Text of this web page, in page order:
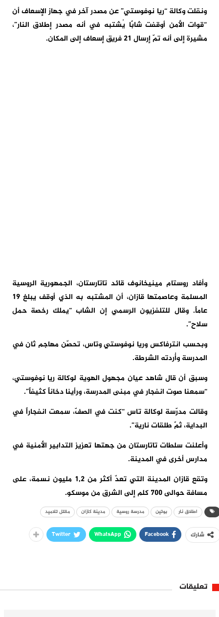
ونقلت وكالة “ريا نوفوستي” عن مصدر آخر في جهاز الإسعاف أن
“قوات الأمن أوقفت شابًا يُشتبه في أنه مصدر إطلاق النار”،
مشيرة إلى أنه تمّ إرسال 21 فريق إسعاف إلى المكان.
وأفاد روستام مينيخانوف قائد تاتارستان، الجمهورية الروسية
المسلمة وعاصمتها قازان، أن المشتبه به الذي أوقف يبلغ 19
عاماً. وقال للتلفزيون الرسمي إن الشاب “يملك رخصة حمل
سلاح”.
وبحسب انترفاكس وريا نوفوستي وتاس، تحصّن مهاجم ثان في
المدرسة وأُردته الشرطة.
وسبق أن قال شاهد عيان مجهول الهوية لوكالة ريا نوفوستي،
“سمعنا صوت انفجار في مبنى المدرسة، ورأينا دخاناً كثيفاً”.
وقالت مدرّسة لوكالة تاس “كنت في الصفّ، سمعت انفجاراً في
البداية، ثمّ طلقات نارية”.
وأعلنت سلطات تاتارستان من جهتها تعزيز التدابير الأمنية في
مدارس أخرى في المدينة.
وتقع قازان المدينة التي تعدّ أكثر من 1,2 مليون نسمة، على
مسافة حوالى 700 كلم إلى الشرق من موسكو.
اطلاق نار بوتين مدرسة روسية مدينة كازان مقتل تلاميد
شارك Facebook
WhatsApp
Twitter
تعليقات